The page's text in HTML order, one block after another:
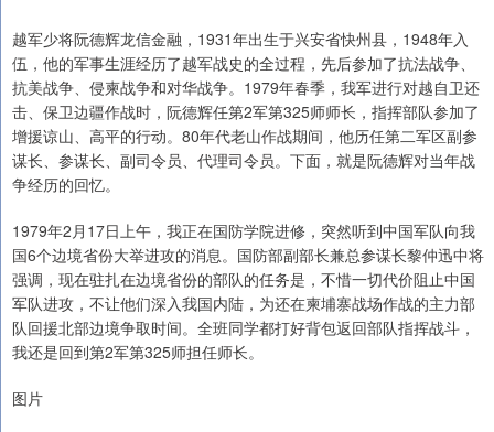
越军少将阮德辉龙信金融，1931年出生于兴安省快州县，1948年入
伍，他的军事生涯经历了越军战史的全过程，先后参加了抗法战争、
抗美战争、侵柬战争和对华战争。1979年春季，我军进行对越自卫还
击、保卫边疆作战时，阮德辉任第2军第325师师长，指挥部队参加了
增援谅山、高平的行动。80年代老山作战期间，他历任第二军区副参
谋长、参谋长、副司令员、代理司令员。下面，就是阮德辉对当年战
争经历的回忆。
1979年2月17日上午，我正在国防学院进修，突然听到中国军队向我
国6个边境省份大举进攻的消息。国防部副部长兼总参谋长黎仲迅中将
强调，现在驻扎在边境省份的部队的任务是，不惜一切代价阻止中国
军队进攻，不让他们深入我国内陆，为还在柬埔寨战场作战的主力部
队回援北部边境争取时间。全班同学都打好背包返回部队指挥战斗，
我还是回到第2军第325师担任师长。
图片